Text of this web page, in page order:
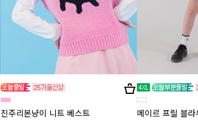
진주리본냥이 니트 베스트 메이르 프릴 블라